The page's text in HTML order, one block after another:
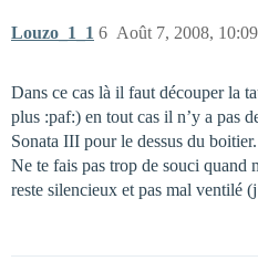
Louzo_1_1 Août 7, 2008, 10:09
6
Dans ce cas là il faut découper la
plus :paf:) en tout cas il n’y a pas
Sonata III pour le dessus du boitier.
Ne te fais pas trop de souci quand
reste silencieux et pas mal ventilé